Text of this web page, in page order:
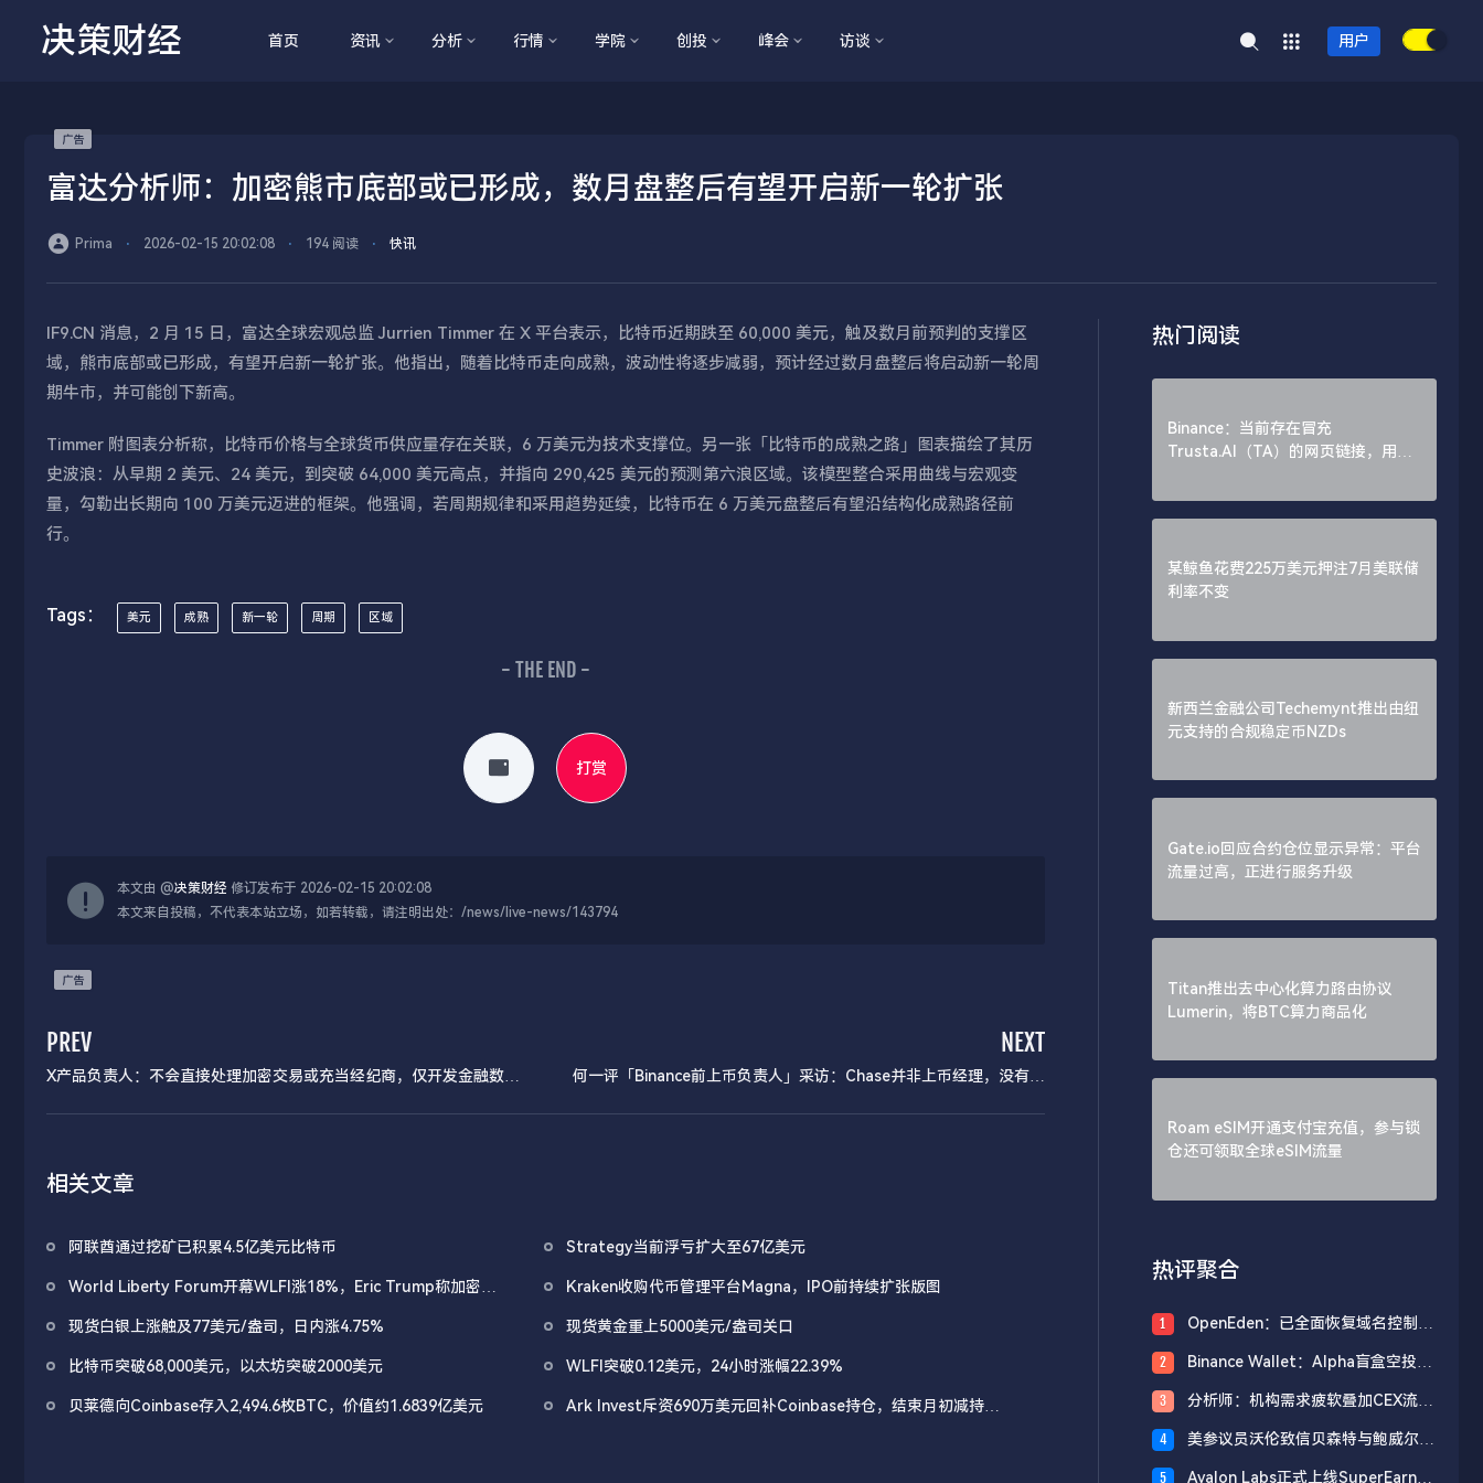
决策财经 首页 资讯 分析 行情 学院 创投 峰会 访谈 用户
富达分析师：加密熊市底部或已形成，数月盘整后有望开启新一轮扩张
Prima ⋅ 2026-02-15 20:02:08 ⋅ 194 阅读 ⋅ 快讯
IF9.CN 消息，2 月 15 日，富达全球宏观总监 Jurrien Timmer 在 X 平台表示，比特币近期跌至 60,000 美元，触及数月前预判的支撑区
域，熊市底部或已形成，有望开启新一轮扩张。他指出，随着比特币走向成熟，波动性将逐步减弱，预计经过数月盘整后将启动新一轮周
期牛市，并可能创下新高。
Timmer 附图表分析称，比特币价格与全球货币供应量存在关联，6 万美元为技术支撑位。另一张「比特币的成熟之路」图表描绘了其历
史波浪：从早期 2 美元、24 美元，到突破 64,000 美元高点，并指向 290,425 美元的预测第六浪区域。该模型整合采用曲线与宏观变
量，勾勒出长期向 100 万美元迈进的框架。他强调，若周期规律和采用趋势延续，比特币在 6 万美元盘整后有望沿结构化成熟路径前
行。
Tags： 美元 成熟 新一轮 周期 区域
- THE END -
打赏
本文由 @决策财经 修订发布于 2026-02-15 20:02:08
本文来自投稿，不代表本站立场，如若转载，请注明出处：/news/live-news/143794
PREV
X产品负责人：不会直接处理加密交易或充当经纪商，仅开发金融数据
NEXT
何一评「Binance前上币负责人」采访：Chase并非上币经理，没有决
相关文章
阿联酋通过挖矿已积累4.5亿美元比特币 Strategy当前浮亏扩大至67亿美元
World Liberty Forum开幕WLFI涨18%，Eric Trump称加密仍
Kraken收购代币管理平台Magna，IPO前持续扩张版图
现货白银上涨触及77美元/盎司，日内涨4.75% 现货黄金重上5000美元/盎司关口
比特币突破68,000美元，以太坊突破2000美元 WLFI突破0.12美元，24小时涨幅22.39%
贝莱德向Coinbase存入2,494.6枚BTC，价值约1.6839亿美元
Ark Invest斥资690万美元回补Coinbase持仓，结束月初减持操
热门阅读
Binance：当前存在冒充
Trusta.AI（TA）的网页链接，用户
某鲸鱼花费225万美元押注7月美联储
利率不变
新西兰金融公司Techemynt推出由纽
元支持的合规稳定币NZDs
Gate.io回应合约仓位显示异常：平台
流量过高，正进行服务升级
Titan推出去中心化算力路由协议
Lumerin，将BTC算力商品化
Roam eSIM开通支付宝充值，参与锁
仓还可领取全球eSIM流量
热评聚合
1
OpenEden：已全面恢复域名控制，
2
Binance Wallet：Alpha盲盒空投将
分
3
分析师：机构需求疲软叠加CEX流入
4
美参议员沃伦致信贝森特与鲍威尔，
5 Avalon Labs正式上线SuperEarn理